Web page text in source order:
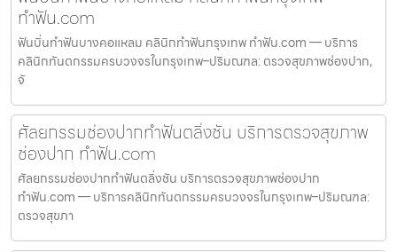
ทำฟัน.com
ฟันบิ่นทำฟันบางคอแหลม คลินิกทำฟันกรุงเทพ ทำฟัน.com — บริการ
คลินิกทันตกรรมครบวงจรในกรุงเทพ–ปริมณฑล: ตรวจสุขภาพช่องปาก,
จั
ศัลยกรรมช่องปากทำฟันตลิ่งชัน บริการตรวจสุขภาพ
ช่องปาก ทำฟัน.com
ศัลยกรรมช่องปากทำฟันตลิ่งชัน บริการตรวจสุขภาพช่องปาก
ทำฟัน.com — บริการคลินิกทันตกรรมครบวงจรในกรุงเทพ–ปริมณฑล:
ตรวจสุขภา